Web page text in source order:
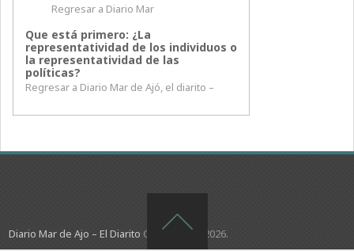
Regresar a Diario Mar
Que está primero: ¿La
representatividad de los individuos o
la representatividad de las
políticas?
Regresar a Diario Mar de Ajó, el diarito –
Diario Mar de Ajo – El Diarito Copyright © 2026.